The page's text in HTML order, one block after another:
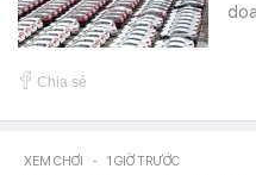
Chia sẻ
XEM CHƠI - 1 GIỜ TRƯỚC